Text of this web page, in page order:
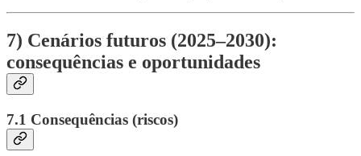
7) Cenários futuros (2025–2030):
consequências e oportunidades
7.1 Consequências (riscos)